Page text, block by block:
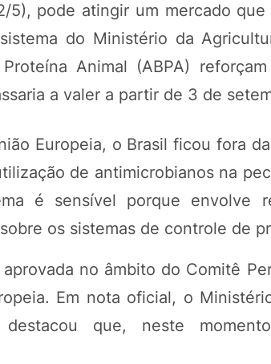
5), pode atingir um mercado
do Ministério da
Animal (ABPA)
a valer a partir de 3 de
Europeia, o Brasil ficou fora
de antimicrobianos na
é sensível porque envolve
os sistemas de controle de
no âmbito do Comitê
Em nota oficial, o
destacou que, neste